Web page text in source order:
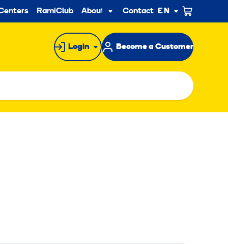
RamiClub About usSub
menu
Contact EN
Login Become a Customer